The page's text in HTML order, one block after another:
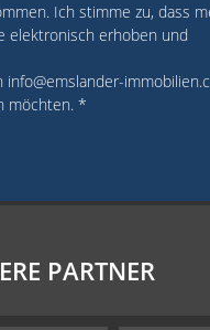
Ich stimme zu, dass
elektronisch erhoben und
möchten. *
PARTNER